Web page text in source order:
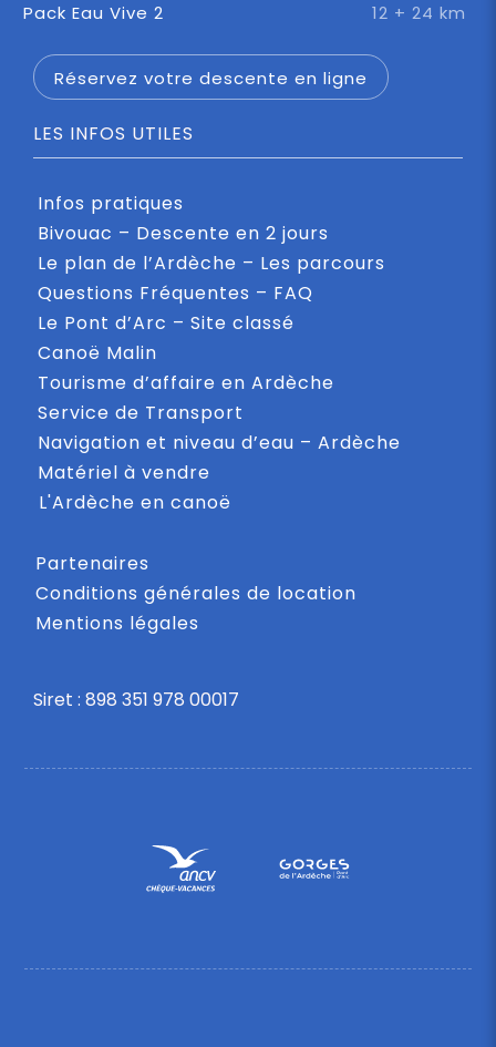
Pack Eau Vive 2
12 + 24 km
Réservez votre descente en ligne
LES INFOS UTILES
Infos pratiques
Bivouac – Descente en 2 jours
Le plan de l’Ardèche – Les parcours
Questions Fréquentes – FAQ
Le Pont d’Arc – Site classé
Canoë Malin
Tourisme d’affaire en Ardèche
Service de Transport
Navigation et niveau d’eau – Ardèche
Matériel à vendre
L'Ardèche en canoë
Partenaires
Conditions générales de location
Mentions légales
Siret : 898 351 978 00017